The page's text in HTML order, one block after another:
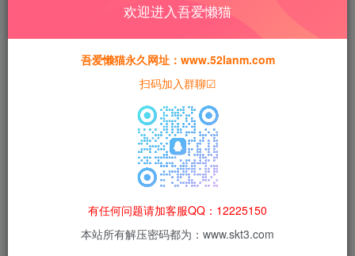
猫粮30
黄金会员猫粮15 钻石会员 免费
本站所有资源均为网络收集整理而来，仅供学习研究使用，请在下
载后24h内删除，谢谢合作！
本站资源仅用于学习交流，禁止商业运营与违法、侵权
果由使用者自行承担。
欢迎进入吾爱懒猫
吾爱懒猫永久网址：www.52lanm.com
扫码加入群聊☑
有任何问题请加客服QQ：12225150
本站所有解压密码都为：www.skt3.com